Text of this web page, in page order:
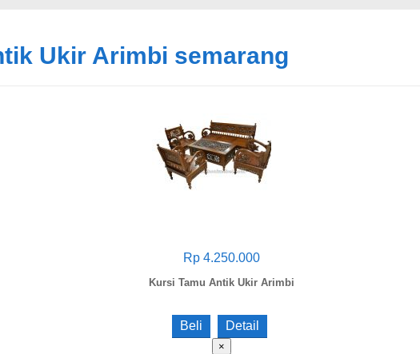
Ukir Arimbi semarang
Rp 4.250.000
Kursi Tamu Antik Ukir Arimbi
Beli Detail
×